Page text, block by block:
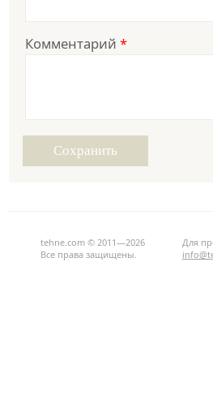
Комментарий *
tehne.com © 2011—2026
Все права защищены.
Для